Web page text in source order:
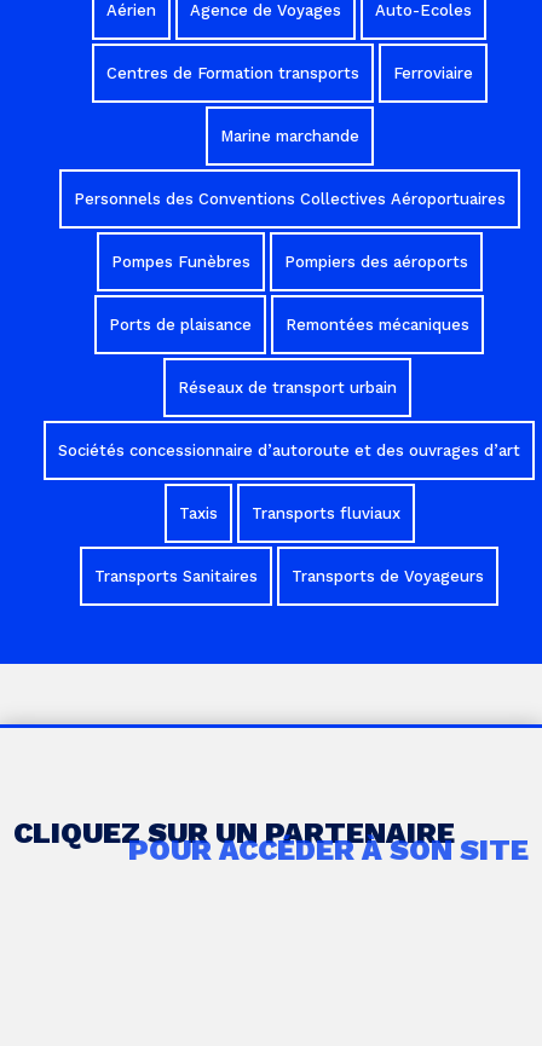
Aérien Agence de Voyages Auto-Ecoles
Centres de Formation transports Ferroviaire
Marine marchande
Personnels des Conventions Collectives Aéroportuaires
Pompes Funèbres Pompiers des aéroports
Ports de plaisance Remontées mécaniques
Réseaux de transport urbain
Sociétés concessionnaire d’autoroute et des ouvrages d’art
Taxis Transports fluviaux
Transports Sanitaires Transports de Voyageurs
CLIQUEZ SUR UN PARTENAIRE
POUR ACCÉDER À SON SITE